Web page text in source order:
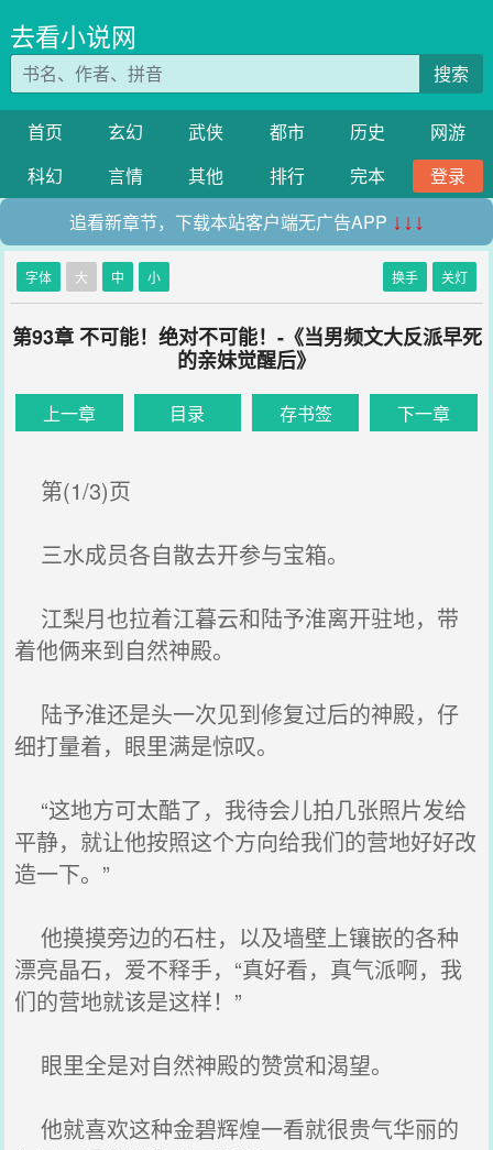
去看小说网
搜索
首页 玄幻 武侠 都市 历史
网游
科幻
言情 其他 排行 完本
登录
追看新章节，下载本站客户端无广告APP ↓↓↓
字体 大 中 小 换手 关灯
第93章 不可能！绝对不可能！-《当男频文大反派早死
的亲妹觉醒后》
上一章 目录 存书签 下一章
第(1/3)页
三水成员各自散去开参与宝箱。
江梨月也拉着江暮云和陆予淮离开驻地，带
着他俩来到自然神殿。
陆予淮还是头一次见到修复过后的神殿，仔
细打量着，眼里满是惊叹。
“这地方可太酷了，我待会儿拍几张照片发给
平静，就让他按照这个方向给我们的营地好好改
造一下。”
他摸摸旁边的石柱，以及墙壁上镶嵌的各种
漂亮晶石，爱不释手，“真好看，真气派啊，我
们的营地就该是这样！”
眼里全是对自然神殿的赞赏和渴望。
他就喜欢这种金碧辉煌一看就很贵气华丽的